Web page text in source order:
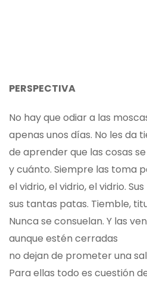
PERSPECTIVA
No hay que odiar a las
apenas unos días. No les da
de aprender que las cosas
y cuánto. Siempre las toma
el vidrio, el vidrio, el vidrio.
sus tantas patas. Tiemble,
Nunca se consuelan. Y las
aunque estén cerradas
no dejan de prometer una
Para ellas todo es cuestión